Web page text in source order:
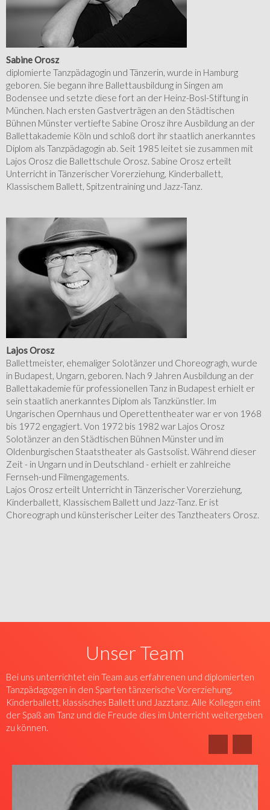
Sabine Orosz
diplomierte Tanzpädagogin und Tänzerin, wurde in Hamburg
geboren. Sie begann ihre Ballettausbildung in Singen am
Bodensee und setzte diese fort an der Heinz-Bosl-Stiftung in
München. Nach ersten Gastverträgen an den Städtischen
Bühnen Münster vertiefte Sabine Orosz ihre Ausbildung an der
Ballettakademie Köln und schloß dort ihr staatlich anerkanntes
Diplom als Tanzpädagogin ab. Seit 1985 leitet sie zusammen mit
Lajos Orosz die Ballettschule Orosz. Sabine Orosz erteilt
Unterricht in Tänzerischer Vorerziehung, Kinderballett,
Klassischem Ballett, Spitzentraining und Jazz-Tanz.
Lajos Orosz
Ballettmeister, ehemaliger Solotänzer und Choreogragh, wurde
in Budapest, Ungarn, geboren. Nach 9 Jahren Ausbildung an der
Ballettakademie für professionellen Tanz in Budapest erhielt er
sein staatlich anerkanntes Diplom als Tanzkünstler. Im
Ungarischen Opernhaus und Operettentheater war er von 1968
bis 1972 engagiert. Von 1972 bis 1982 war Lajos Orosz
Solotänzer an den Städtischen Bühnen Münster und im
Oldenburgischen Staatstheater als Gastsolist. Während dieser
Zeit - in Ungarn und in Deutschland - erhielt er zahlreiche
Fernseh-und Filmengagements.
Lajos Orosz erteilt Unterricht in Tänzerischer Vorerziehung,
Kinderballett, Klassischem Ballett und Jazz-Tanz. Er ist
Choreograph und künsterischer Leiter des Tanztheaters Orosz.
Unser Team
Bei uns unterrichtet ein Team aus erfahrenen und diplomierten
Tanzpädagogen in den Sparten tänzerische Vorerziehung,
Kinderballett, klassisches Ballett und Jazztanz. Alle Kollegen eint
der Spaß am Tanz und die Freude dies im Unterricht weitergeben
zu können.